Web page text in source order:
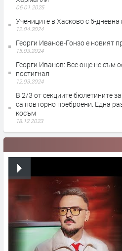
06.01.2025
Учениците в Хасково с 6-
12.04.2024
Георги Иванов-Гонзо е новият
15.03.2024
Георги Иванов: Все още не съм
постигнал
12.03.2024
В 2/3 от секциите бюлетините
са повторно преброени. Една
косъм
18.12.2023